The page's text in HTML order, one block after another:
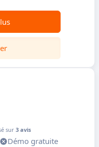
sur 3 avis
Démo gratuite